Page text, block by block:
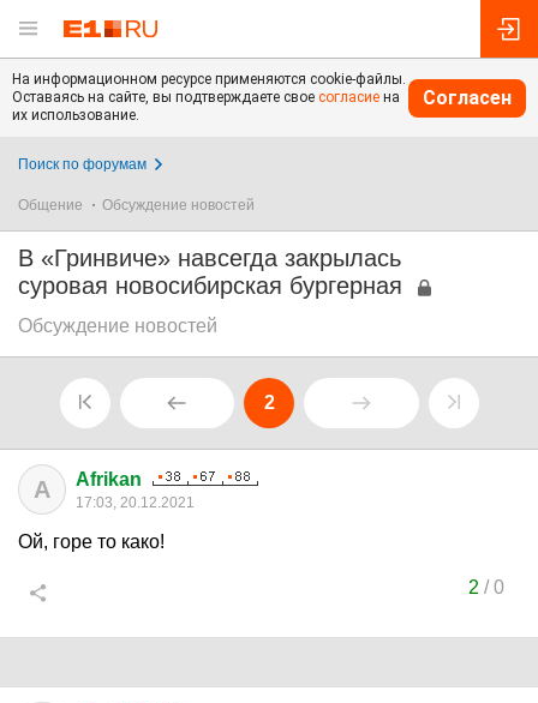
На информационном ресурсе применяются cookie-файлы.
Оставаясь на сайте, вы подтверждаете свое согласие на
их использование.
Согласен
Поиск по форумам
Общение Обсуждение новостей
В «Гринвиче» навсегда закрылась
суровая новосибирская бургерная
Обсуждение новостей
2
A Afrikan
17:03, 20.12.2021
Ой, горе то како!
2 /0